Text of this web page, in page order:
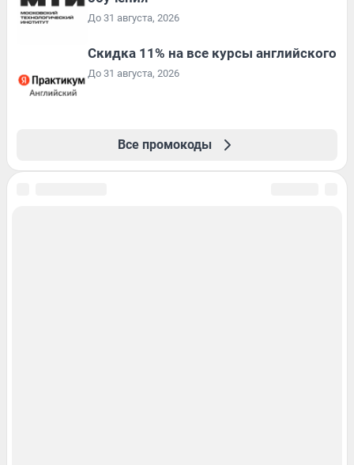
До 31 августа, 2026
Скидка 11% на все курсы английского
До 31 августа, 2026
Все промокоды